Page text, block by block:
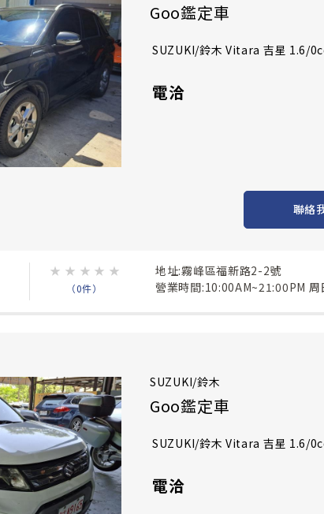
Goo鑑定車
SUZUKI/鈴木 Vitara 吉星 1.6/
電洽
聯絡
★ ★ ★ ★ ★
（0件）
地址:霧峰區福新路2-2號
營業時間:10:00AM~21:00PM 周
SUZUKI/鈴木
Goo鑑定車
SUZUKI/鈴木 Vitara 吉星 1.6/
電洽